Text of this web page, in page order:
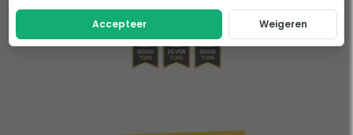
Accepteer Weigeren